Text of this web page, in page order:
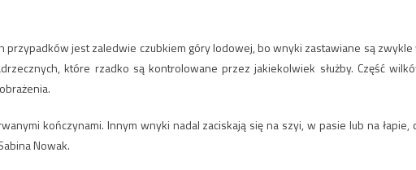
przypadków jest zaledwie czubkiem góry lodowej, bo wnyki zastawiane są zwykle
które rzadko są kontrolowane przez jakiekolwiek służby. Część
kończynami. Innym wnyki nadal zaciskają się na szyi, w pasie lub na łapie,
Nowak.